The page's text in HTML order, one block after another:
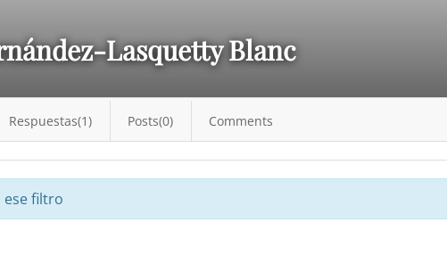
Lasquetty Blanc
Respuestas(1) Posts(0) Comments
ese filtro